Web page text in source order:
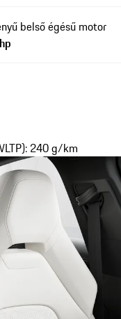
belső égésű motor
240 g/km